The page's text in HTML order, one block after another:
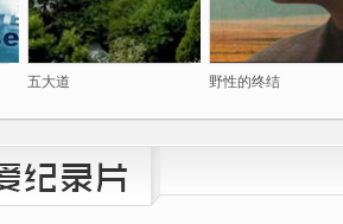
五大道 野性的终结